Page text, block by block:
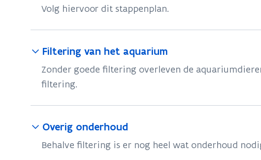
Volg hiervoor dit stappenplan.
Filtering van het aquarium
Zonder goede filtering overleven de
filtering.
Overig onderhoud
Behalve filtering is er nog heel wat onderhoud